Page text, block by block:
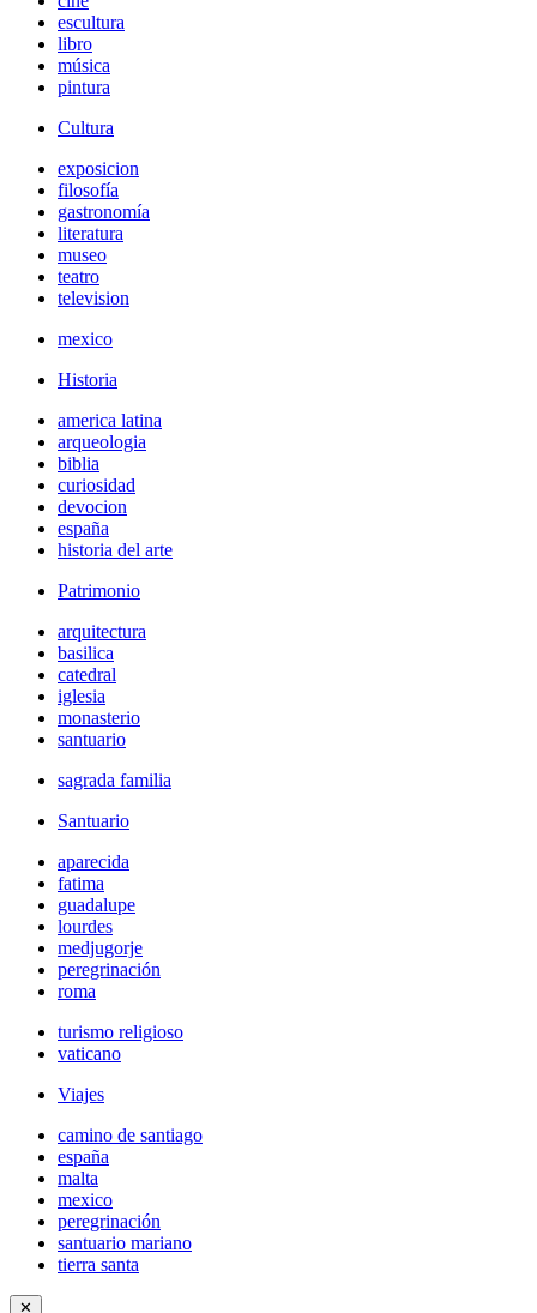
escultura
libro
música
pintura
Cultura
exposicion
filosofía
gastronomía
literatura
museo
teatro
television
mexico
Historia
america latina
arqueologia
biblia
curiosidad
devocion
españa
historia del arte
Patrimonio
arquitectura
basilica
catedral
iglesia
monasterio
santuario
sagrada familia
Santuario
aparecida
fatima
guadalupe
lourdes
medjugorje
peregrinación
roma
turismo religioso
vaticano
Viajes
camino de santiago
españa
malta
mexico
peregrinación
santuario mariano
tierra santa
✕